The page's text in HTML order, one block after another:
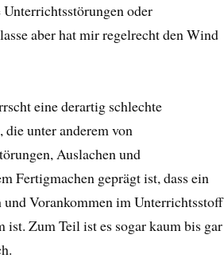
oder
aber hat mir regelrecht den Wind
eine derartig schlechte
die unter anderem von
Auslachen und
Fertigmachen geprägt ist, dass ein
Vorankommen im Unterrichtsstoff
ist. Zum Teil ist es sogar kaum bis gar